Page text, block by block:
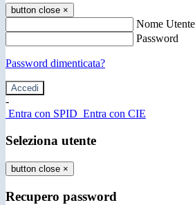
button close ×
Nome Utente
Password
Password dimenticata?
-
Entra con SPID Entra con CIE
Seleziona utente
button close ×
Recupero password